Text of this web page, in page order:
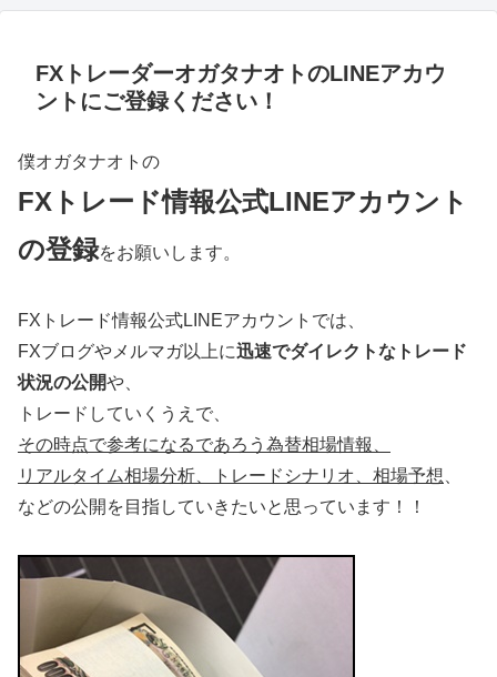
FXトレーダーオガタナオトのLINEアカウ
ントにご登録ください！
僕オガタナオトの
FXトレード情報公式LINEアカウント
の登録をお願いします。
FXトレード情報公式LINEアカウントでは、
FXブログやメルマガ以上に迅速でダイレクトなトレード
状況の公開や、
トレードしていくうえで、
その時点で参考になるであろう為替相場情報、
リアルタイム相場分析、トレードシナリオ、相場予想
などの公開を目指していきたいと思っています！！